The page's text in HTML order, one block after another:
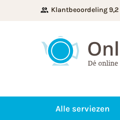
Klantbeoordeling 9,2
Alle serviezen